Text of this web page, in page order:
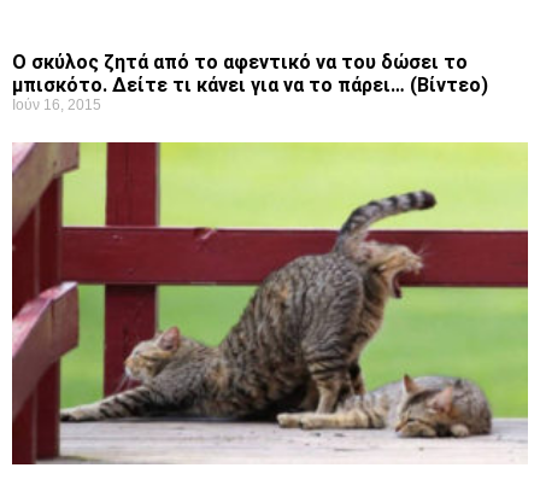
Ο σκύλος ζητά από το αφεντικό να του δώσει το
μπισκότο. Δείτε τι κάνει για να το πάρει… (Βίντεο)
Ιούν 16, 2015